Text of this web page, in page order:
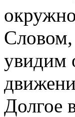
увидим
Долгое